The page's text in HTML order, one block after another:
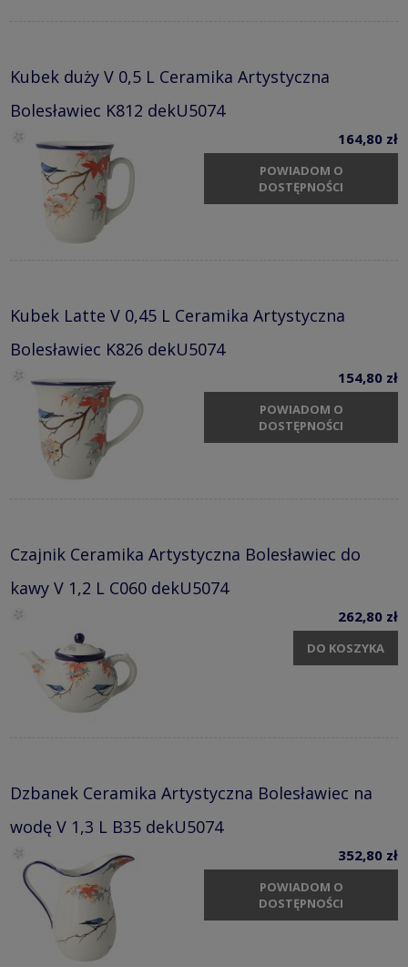
Kubek duży V 0,5 L Ceramika Artystyczna
Bolesławiec K812 dekU5074
164,80 zł
POWIADOM O
DOSTĘPNOŚCI
Kubek Latte V 0,45 L Ceramika Artystyczna
Bolesławiec K826 dekU5074
154,80 zł
POWIADOM O
DOSTĘPNOŚCI
Czajnik Ceramika Artystyczna Bolesławiec do
kawy V 1,2 L C060 dekU5074
262,80 zł
DO KOSZYKA
Dzbanek Ceramika Artystyczna Bolesławiec na
wodę V 1,3 L B35 dekU5074
352,80 zł
POWIADOM O
DOSTĘPNOŚCI